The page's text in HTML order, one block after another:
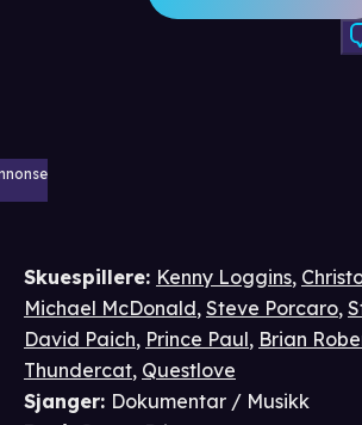
Skuespillere: Kenny Loggins,
Michael McDonald, Steve Porcaro,
David Paich, Prince Paul, Brian
Thundercat, Questlove
Sjanger: Dokumentar / Musikk